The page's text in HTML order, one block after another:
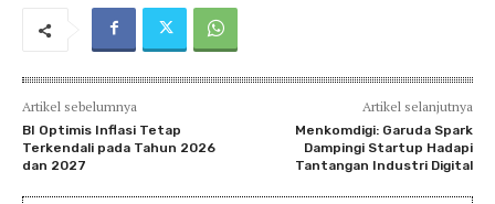
Artikel sebelumnya
BI Optimis Inflasi Tetap
Terkendali pada Tahun 2026
dan 2027
Artikel selanjutnya
Menkomdigi: Garuda Spark
Dampingi Startup Hadapi
Tantangan Industri Digital